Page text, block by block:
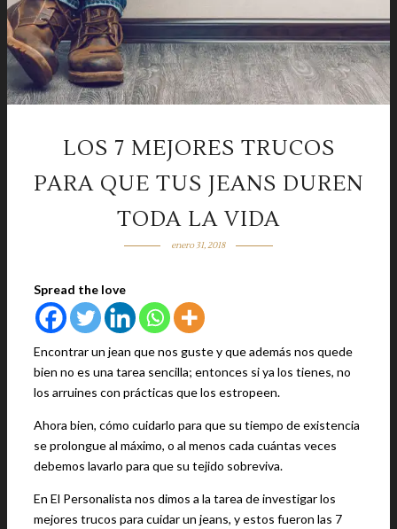
LOS 7 MEJORES TRUCOS
PARA QUE TUS JEANS DUREN
TODA LA VIDA
enero 31, 2018
Spread the love
Encontrar un jean que nos guste y que además nos quede
bien no es una tarea sencilla; entonces si ya los tienes, no
los arruines con prácticas que los estropeen.
Ahora bien, cómo cuidarlo para que su tiempo de existencia
se prolongue al máximo, o al menos cada cuántas veces
debemos lavarlo para que su tejido sobreviva.
En El Personalista nos dimos a la tarea de investigar los
mejores trucos para cuidar un jeans, y estos fueron las 7